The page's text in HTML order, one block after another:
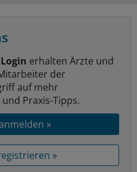
erhalten Ärzte und
der
auf mehr
Praxis-Tipps.
»
»